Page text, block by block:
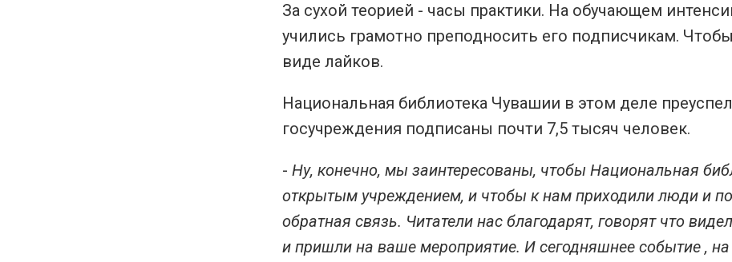
За сухой теорией - часы практики. На обучающем
учились грамотно преподносить его подписчикам.
виде лайков.
Национальная библиотека Чувашии в этом деле
госучреждения подписаны почти 7,5 тысяч человек.
- Ну, конечно, мы заинтересованы, чтобы Национальная
открытым учреждением, и чтобы к нам приходили люди и
обратная связь. Читатели нас благодарят, говорят что
и пришли на ваше мероприятие. И сегодняшнее событие ,